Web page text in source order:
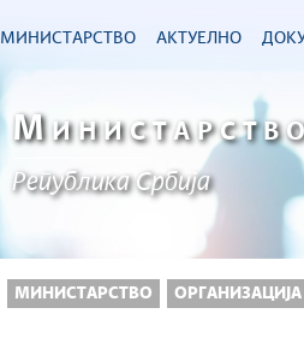
МИНИСТАРСТВО АКТУЕЛНО
М
Република Србија
МИНИСТАРСТВО ОРГАНИЗАЦИЈА